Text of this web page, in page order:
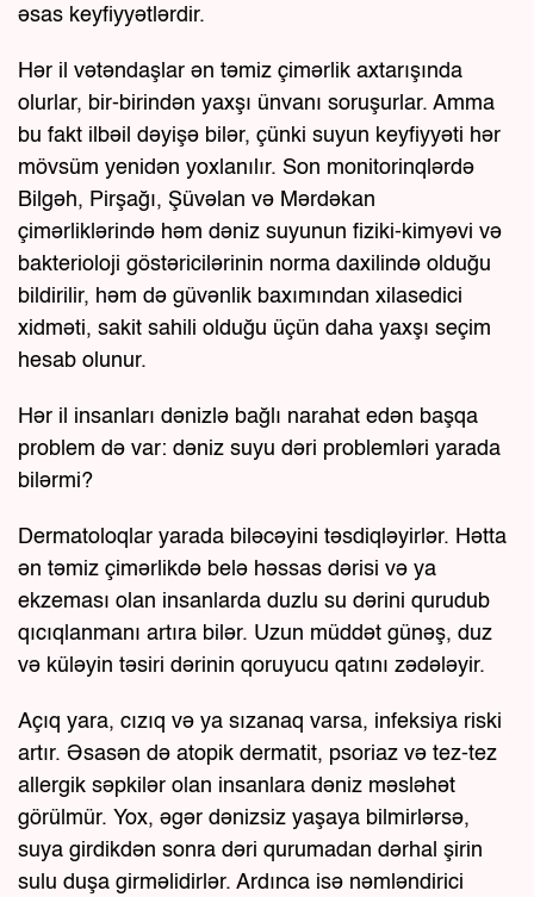
əsas keyfiyyətlərdir.
Hər il vətəndaşlar ən təmiz çimərlik axtarışında
olurlar, bir-birindən yaxşı ünvanı soruşurlar. Amma
bu fakt ilbəil dəyişə bilər, çünki suyun keyfiyyəti hər
mövsüm yenidən yoxlanılır. Son monitorinqlərdə
Bilgəh, Pirşağı, Şüvəlan və Mərdəkan
çimərliklərində həm dəniz suyunun fiziki-kimyəvi və
bakterioloji göstəricilərinin norma daxilində olduğu
bildirilir, həm də güvənlik baxımından xilasedici
xidməti, sakit sahili olduğu üçün daha yaxşı seçim
hesab olunur.
Hər il insanları dənizlə bağlı narahat edən başqa
problem də var: dəniz suyu dəri problemləri yarada
bilərmi?
Dermatoloqlar yarada biləcəyini təsdiqləyirlər. Hətta
ən təmiz çimərlikdə belə həssas dərisi və ya
ekzeması olan insanlarda duzlu su dərini qurudub
qıcıqlanmanı artıra bilər. Uzun müddət günəş, duz
və küləyin təsiri dərinin qoruyucu qatını zədələyir.
Açıq yara, cızıq və ya sızanaq varsa, infeksiya riski
artır. Əsasən də atopik dermatit, psoriaz və tez-tez
allergik səpkilər olan insanlara dəniz məsləhət
görülmür. Yox, əgər dənizsiz yaşaya bilmirlərsə,
suya girdikdən sonra dəri qurumadan dərhal şirin
sulu duşa girməlidirlər. Ardınca isə nəmləndirici